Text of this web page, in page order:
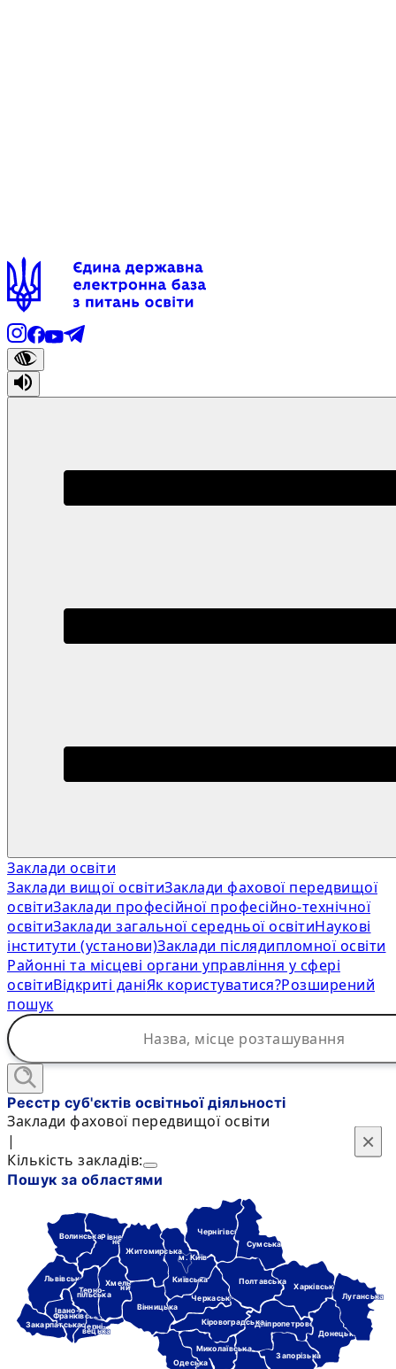
Заклади освіти
Заклади вищої освітиЗаклади фахової передвищої
освітиЗаклади професійної професійно-технічної
освітиЗаклади загальної середньої освітиНаукові
інститути (установи)Заклади післядипломної освіти
Районні та місцеві органи управління у сфері
освітиВідкриті даніЯк користуватися?Розширений
пошук
×
Реєстр суб'єктів освітньої діяльності
Заклади фахової передвищої освіти
|
Кількість закладів:
Пошук за областями
Черкаська
Чернігівська
Черні-
вецька
Дніпропетровська
Донецька
Івано-
Франківська
Харківська
Хмель-
ницька
Кіровоградська
Київська
м. Київ
Луганська
Львівська
Миколаївська
Одеська
Полтавська
Рівне-
нська Сумська
Терно-
пільська
Вінницька
Волинська
Закарпатська
Запорізька
Житомирська
×